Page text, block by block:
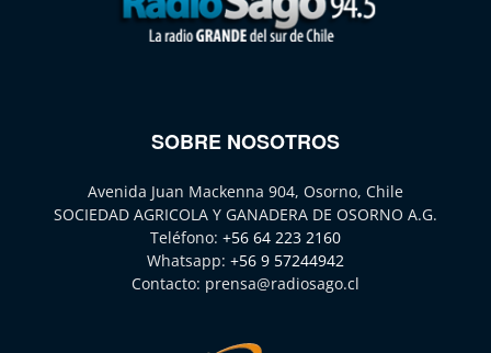
SOBRE NOSOTROS
Avenida Juan Mackenna 904, Osorno, Chile
SOCIEDAD AGRICOLA Y GANADERA DE OSORNO A.G.
Teléfono: +56 64 223 2160
Whatsapp: +56 9 57244942
Contacto: prensa@radiosago.cl